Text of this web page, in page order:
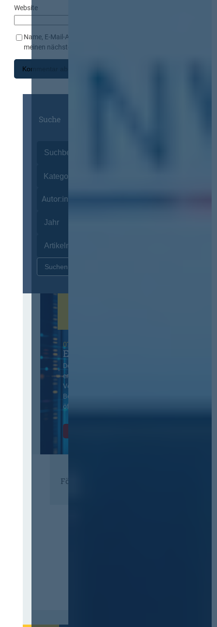
Website
Name, E-Mail-Adresse und Website in diesem Browser für
meinen nächsten Kommentar speichern.
Suche
Autor:innen
07. Oktober 2026 in Berlin
EVB-IT Thementag
Der Thementag für die
ergänzenden
Vertragsbedingungen von IT-
Beschaffung in der
öffentlichen Verwaltung
Förderer